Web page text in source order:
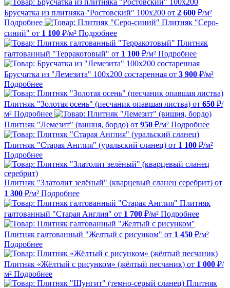
Брусчатка из плитняка "Ростовский" 100х200 от 2 600 ₽/м²
Подробнее
Плитняк "Серо-
синий" от 1 100 ₽/м² Подробнее
Плитняк
галтованный "Терракотовый" от 1 100 ₽/м² Подробнее
Брусчатка из "Лемезита" 100х200 состаренная от 3 900 ₽/м²
Подробнее
Плитняк "Золотая осень" (песчаник опавшая листва) от 650 ₽/
м² Подробнее
Плитняк "Лемезит" (вишня, бордо) от 950 ₽/м² Подробнее
Плитняк "Старая Англия" (уральский сланец) от 1 100 ₽/м²
Подробнее
Плитняк "Златолит зелёный" (кварцевый сланец серебрит) от
1 300 ₽/м² Подробнее
Плитняк
галтованный "Старая Англия" от 1 700 ₽/м² Подробнее
Плитняк галтованный "Желтый с рисунком" от 1 450 ₽/м²
Подробнее
Плитняк «Жёлтый с рисунком» (жёлтый песчаник) от 1 000 ₽/
м² Подробнее
Плитняк